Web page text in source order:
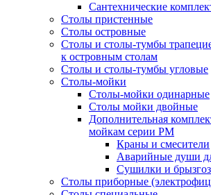
Сантехнические
Столы пристенные
Столы островные
Столы и столы-тумбы
к островным столам
Столы и столы-тумбы угловые
Столы-мойки
Столы-мойки одинарные
Столы мойки двойные
Дополнительная
мойкам серии РМ
Краны и смесители
Аварийные души
Сушилки и
Столы приборные